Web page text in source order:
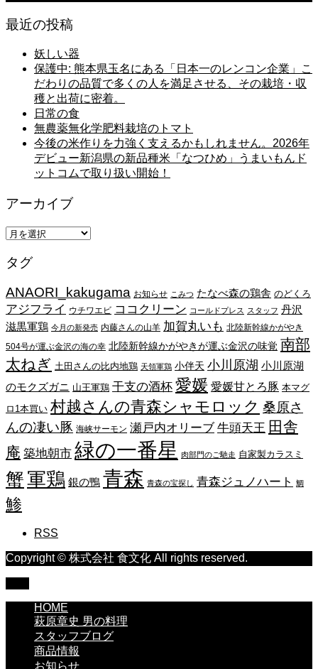
最近の投稿
妖しい器
保護中: 熊本県玉名にある「日本一のレンコン企業」こ
だわりの品質で多くの人を満足させる、その栽培・収
穫と出荷に密着。
日常の食
無農薬無化学肥料栽培のトマト
今後の米作りを力強く支えるかもしれません。2026年
デビュー新潟県の新品種米「なつひめ」うまいもんド
ットコムで取り扱い開始！
アーカイブ
ア
カ
ブ
タグ
ANAORI_kakugama お知らせ こみつ たなべ森の鶏舎 のどくろ
アジフライ ウチワエビ ココクリーン コールドプレス スタッフ 丹沢
滋黒軍鶏 今月の新発売 内藤さんの山羊 加賀丸いも 北陸新幹線かがやき
504号が運ぶ金沢の海の幸 北陸新幹線かがやきが運ぶ金沢の味覚 南部
太ねぎ 土田さんの比内地鶏 天領軍鶏 小伴天 小川原湖 小川原湖
のモクズガニ 山王軍鶏 干支の酒杯 愛媛 愛媛甘とろ豚 本マグ
ロ1本買い 村越さんの青森シャモロック 桑原さ
んの凄い豚 海峡サーモン 瀬戸内オリーブ 牛頭天王 田舎
庵 築地朝市 緑の一番星 肉部門のご馳走 自家製カラスミ
蟹軍鶏 銀の鴨 青森 青森の宝探し 青森ジュノハート 鯛
鯵
RSS
Copyright © 株式会社 食文化 All rights reserved.
HOME
萩原章史 男の料理
スタッフブログ
商品情報
お知らせ